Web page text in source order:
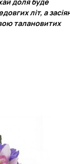
доля буде
літ, а
талановитих